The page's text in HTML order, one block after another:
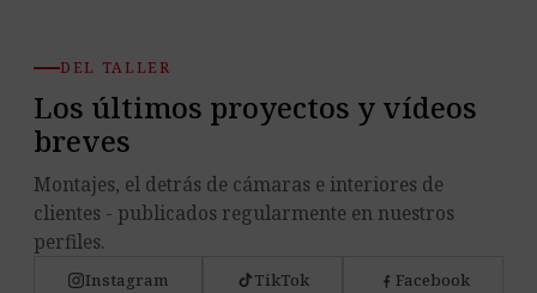
DEL TALLER
Los últimos proyectos y vídeos
breves
Montajes, el detrás de cámaras e interiores de
clientes - publicados regularmente en nuestros
perfiles.
Instagram TikTok Facebook